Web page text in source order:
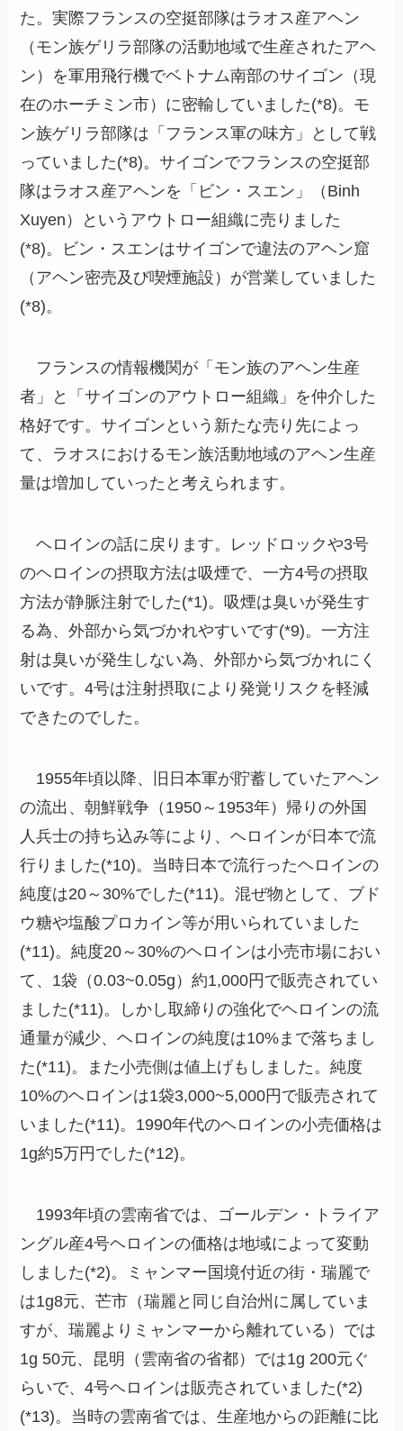
た。実際フランスの空挺部隊はラオス産アヘン
（モン族ゲリラ部隊の活動地域で生産されたアヘ
ン）を軍用飛行機でベトナム南部のサイゴン（現
在のホーチミン市）に密輸していました(*8)。モ
ン族ゲリラ部隊は「フランス軍の味方」として戦
っていました(*8)。サイゴンでフランスの空挺部
隊はラオス産アヘンを「ビン・スエン」（Binh
Xuyen）というアウトロー組織に売りました
(*8)。ビン・スエンはサイゴンで違法のアヘン窟
（アヘン密売及び喫煙施設）が営業していました
(*8)。
フランスの情報機関が「モン族のアヘン生産
者」と「サイゴンのアウトロー組織」を仲介した
格好です。サイゴンという新たな売り先によっ
て、ラオスにおけるモン族活動地域のアヘン生産
量は増加していったと考えられます。
ヘロインの話に戻ります。レッドロックや3号
のヘロインの摂取方法は吸煙で、一方4号の摂取
方法が静脈注射でした(*1)。吸煙は臭いが発生す
る為、外部から気づかれやすいです(*9)。一方注
射は臭いが発生しない為、外部から気づかれにく
いです。4号は注射摂取により発覚リスクを軽減
できたのでした。
1955年頃以降、旧日本軍が貯蓄していたアヘン
の流出、朝鮮戦争（1950～1953年）帰りの外国
人兵士の持ち込み等により、ヘロインが日本で流
行りました(*10)。当時日本で流行ったヘロインの
純度は20～30%でした(*11)。混ぜ物として、ブド
ウ糖や塩酸プロカイン等が用いられていました
(*11)。純度20～30%のヘロインは小売市場におい
て、1袋（0.03~0.05g）約1,000円で販売されてい
ました(*11)。しかし取締りの強化でヘロインの流
通量が減少、ヘロインの純度は10%まで落ちまし
た(*11)。また小売側は値上げもしました。純度
10%のヘロインは1袋3,000~5,000円で販売されて
いました(*11)。1990年代のヘロインの小売価格は
1g約5万円でした(*12)。
1993年頃の雲南省では、ゴールデン・トライア
ングル産4号ヘロインの価格は地域によって変動
しました(*2)。ミャンマー国境付近の街・瑞麗で
は1g8元、芒市（瑞麗と同じ自治州に属していま
すが、瑞麗よりミャンマーから離れている）では
1g 50元、昆明（雲南省の省都）では1g 200元ぐ
らいで、4号ヘロインは販売されていました(*2)
(*13)。当時の雲南省では、生産地からの距離に比